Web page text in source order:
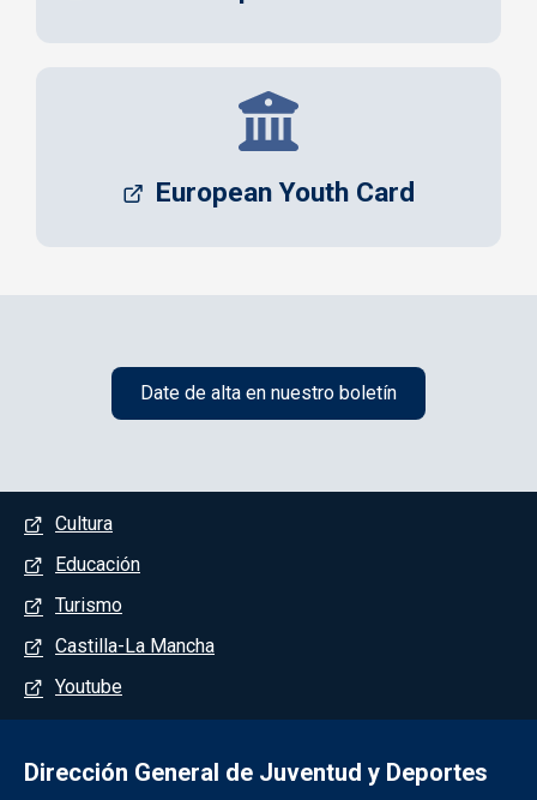
European Youth Card
Date de alta en nuestro boletín
Menú del pie
Cultura
Educación
Turismo
Castilla-La Mancha
Youtube
Dirección General de Juventud y Deportes